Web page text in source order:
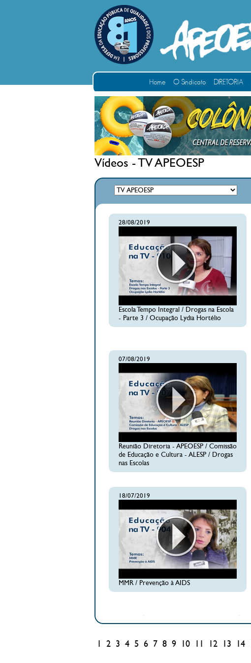
Home O Sindicato DIRETORIA
Vídeos - TV APEOESP
28/08/2019
Escola Tempo Integral / Drogas na Escola
- Parte 3 / Ocupação Lydia Hortélio
07/08/2019
Reunião Diretoria - APEOESP / Comissão
de Educação e Cultura - ALESP / Drogas
nas Escolas
18/07/2019
MMR / Prevenção à AIDS
2 3 4 5 6 7 8 9 10 12 13 14